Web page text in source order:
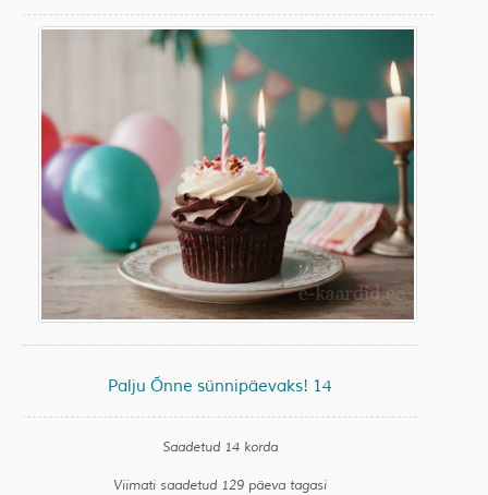
Palju Õnne sünnipäevaks! 14
Saadetud 14 korda
Viimati saadetud 129 päeva tagasi